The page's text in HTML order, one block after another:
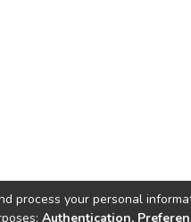
process your personal
Authentication,